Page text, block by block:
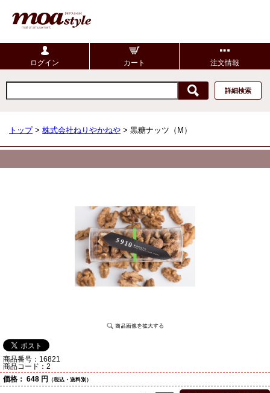
ログイン カート 注文情報
詳細検索
トップ> 株式会社ねりやかねや > 黒糖ナッツ（M）
商品番号： 16821
商品コード： 2
価格： 648 円 （税込・送料別）